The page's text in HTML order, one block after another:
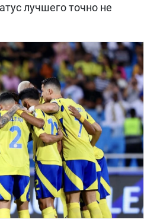
лучшего точно не